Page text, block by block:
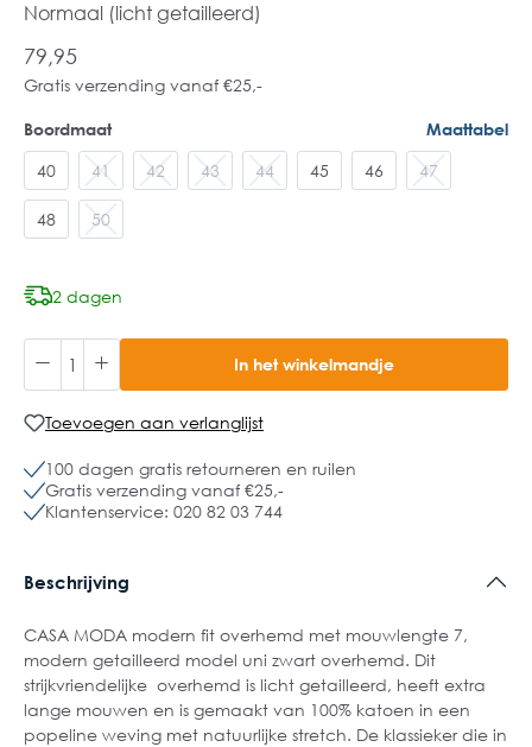
Normaal (licht getailleerd)
79,95
Gratis verzending vanaf €25,-
Boordmaat Maattabel
40 41 42 43 44 45 46 47
48 50
2 dagen
In het winkelmandje
Toevoegen aan verlanglijst
100 dagen gratis retourneren en ruilen
Gratis verzending vanaf €25,-
Klantenservice: 020 82 03 744
Beschrijving
CASA MODA modern fit overhemd met mouwlengte 7,
modern getailleerd model uni zwart overhemd. Dit
strijkvriendelijke overhemd is licht getailleerd, heeft extra
lange mouwen en is gemaakt van 100% katoen in een
popeline weving met natuurlijke stretch. De klassieker die in